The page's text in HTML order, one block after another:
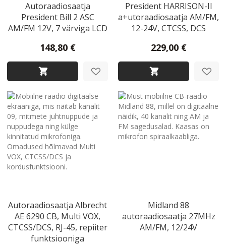
Autoraadiosaatja
President Bill 2 ASC
AM/FM 12V, 7 värviga LCD
148,80 €
President HARRISON-II
a+utoraadiosaatja AM/FM,
12-24V, CTCSS, DCS
229,00 €
Autoraadiosaatja Albrecht
AE 6290 CB, Multi VOX,
CTCSS/DCS, RJ-45, repiiter
funktsiooniga
Midland 88
autoraadiosaatja 27MHz
AM/FM, 12/24V